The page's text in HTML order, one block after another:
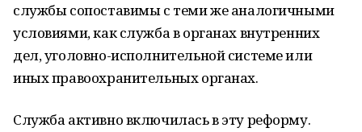
службы сопоставимы с теми же аналогичными
условиями, как служба в органах внутренних
дел, уголовно-исполнительной системе или
иных правоохранительных органах.
Служба активно включилась в эту реформу.